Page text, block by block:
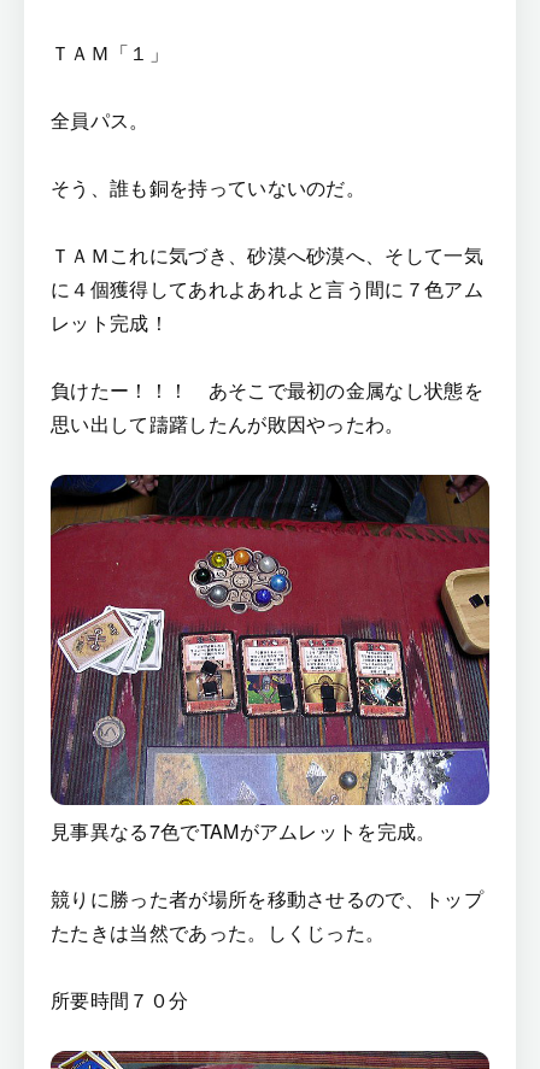
ＴＡＭ「１」
全員パス。
そう、誰も銅を持っていないのだ。
ＴＡＭこれに気づき、砂漠へ砂漠へ、そして一気
に４個獲得してあれよあれよと言う間に７色アム
レット完成！
負けたー！！！ あそこで最初の金属なし状態を
思い出して躊躇したんが敗因やったわ。
見事異なる7色でTAMがアムレットを完成。
競りに勝った者が場所を移動させるので、トップ
たたきは当然であった。しくじった。
所要時間７０分